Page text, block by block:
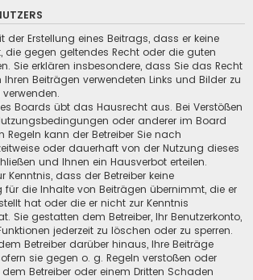
der Erstellung eines Beitrags, dass er keine
die gegen geltendes Recht oder die guten
Sie erklären insbesondere, dass Sie das Recht
Ihren Beiträgen verwendeten Links und Bilder zu
verwenden.
Boards übt das Hausrecht aus. Bei Verstößen
oder anderer im Board
Regeln kann der Betreiber Sie nach
oder dauerhaft von der Nutzung dieses
und Ihnen ein Hausverbot erteilen.
Kenntnis, dass der Betreiber keine
für die Inhalte von Beiträgen übernimmt, die er
hat oder die er nicht zur Kenntnis
Sie gestatten dem Betreiber, Ihr Benutzerkonto,
jederzeit zu löschen oder zu sperren.
Betreiber darüber hinaus, Ihre Beiträge
sie gegen o. g. Regeln verstoßen oder
Betreiber oder einem Dritten Schaden